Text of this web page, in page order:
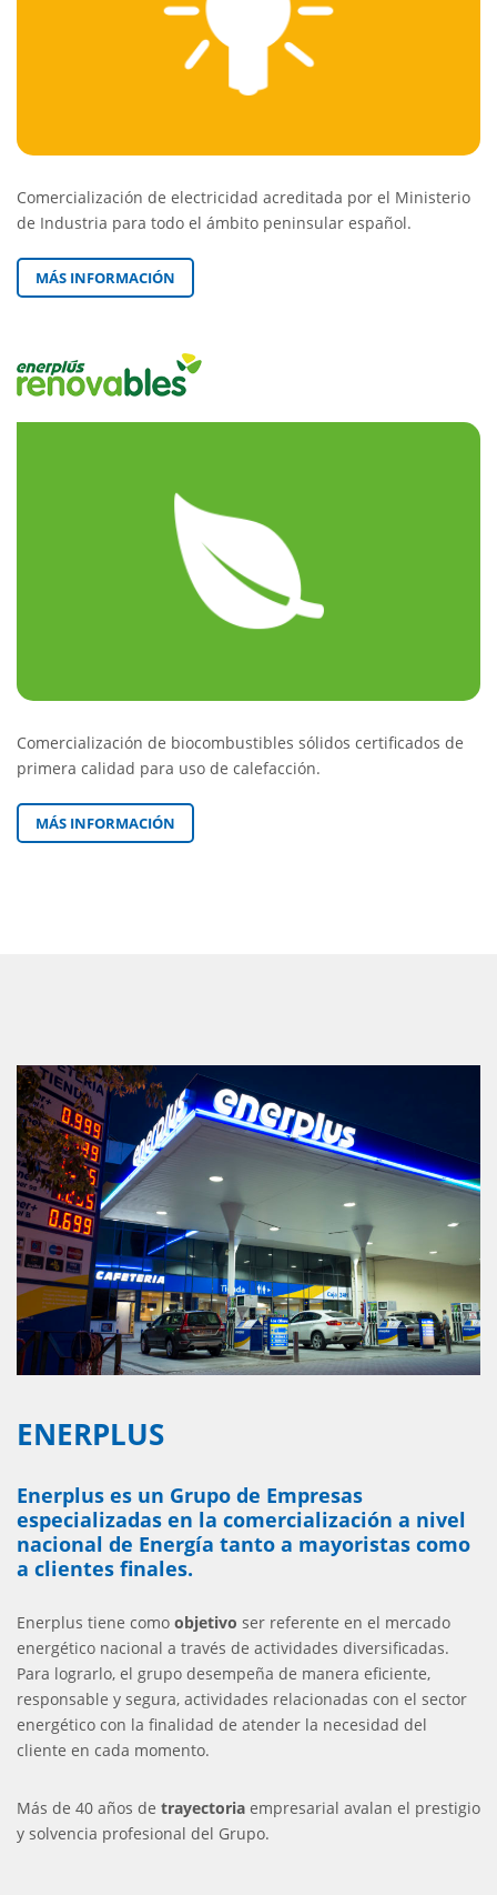
Comercialización de electricidad acreditada por el Ministerio
de Industria para todo el ámbito peninsular español.
MÁS INFORMACIÓN
Comercialización de biocombustibles sólidos certificados de
primera calidad para uso de calefacción.
MÁS INFORMACIÓN
ENERPLUS
Enerplus es un Grupo de Empresas
especializadas en la comercialización a nivel
nacional de Energía tanto a mayoristas como
a clientes finales.
Enerplus tiene como objetivo ser referente en el mercado
energético nacional a través de actividades diversificadas.
Para lograrlo, el grupo desempeña de manera eficiente,
responsable y segura, actividades relacionadas con el sector
energético con la finalidad de atender la necesidad del
cliente en cada momento.
Más de 40 años de trayectoria empresarial avalan el prestigio
y solvencia profesional del Grupo.